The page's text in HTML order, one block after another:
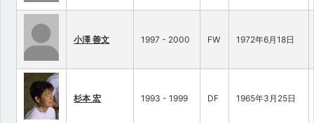
小澤 善文 1997 - 2000 FW 1972年6月18日
杉本 宏 1993 - 1999 DF 1965年3月25日